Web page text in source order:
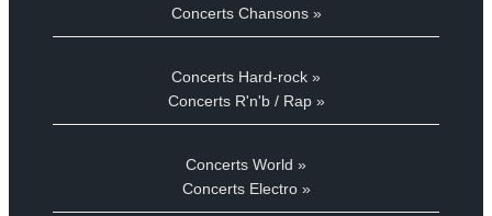
Concerts Chansons »
Concerts Hard-rock »
Concerts R'n'b / Rap »
Concerts World »
Concerts Electro »